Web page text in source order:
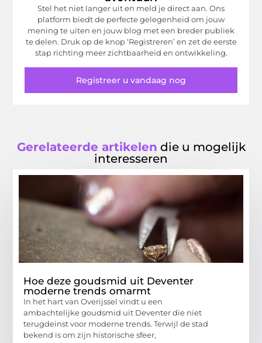
Stel het niet langer uit en meld je direct aan. Ons
platform biedt de perfecte gelegenheid om jouw
mening te uiten en jouw blog met een breder publiek
te delen. Druk op de knop ‘Registreren’ en zet de eerste
stap richting meer zichtbaarheid en ontwikkeling.
Registreer u vandaag nog
Gerelateerde artikelen die u mogelijk
interesseren
Hoe deze goudsmid uit Deventer
moderne trends omarmt
In het hart van Overijssel vindt u een
ambachtelijke goudsmid uit Deventer die niet
terugdeinst voor moderne trends. Terwijl de stad
bekend is om zijn historische sfeer,